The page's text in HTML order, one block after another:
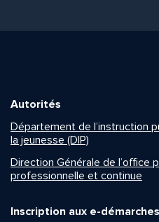
Autorités
Département de l’instruction
la jeunesse (DIP)
Direction Générale de l’office
professionnelle et continue
Inscription aux e-démarches